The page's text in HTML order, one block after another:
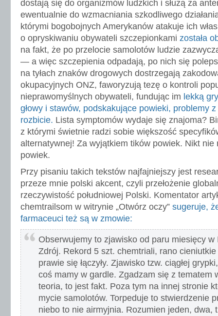
dostają się do organizmów ludzkich i służą za
ewentualnie do wzmacniania szkodliwego
którymi bogobojnych Amerykanów atakuje ich
o opryskiwaniu obywateli szczepionkami została
na fakt, że po przelocie samolotów ludzie
— a więc szczepienia odpadają, po nich się
na tyłach znaków drogowych dostrzegają
okupacyjnych ONZ, faworyzują tezę o kontroli
nieprawomyślnych obywateli, fundując im lekką
głowy i stawów, podskakujące powieki, problemy
rozbicie. Lista symptomów wydaje się znajoma?
z którymi świetnie radzi sobie większość
alternatywnej! Za wyjątkiem tików powiek. Nikt nie
powiek.
Przy pisaniu takich tekstów najfajniejszy jest
przeze mnie polski akcent, czyli przełożenie
rzeczywistość południowej Polski. Komentator
chemtrailsom w witrynie „Otwórz oczy” sugeruje,
farmaceuci też są w zmowie:
Obserwujemy to zjawisko od paru miesięcy
Zdrój. Rekord 5 szt. chemtriali, rano cieniutkie
prawie się łączyły. Zjawisko tzw. ciągłej
coś mamy w gardle. Zgadzam się z tematem
teoria, to jest fakt. Poza tym na innej stronie
mycie samolotów. Torpeduje to stwierdzenie
niebo to nie airmyjnia. Rozumien jeden, dwa,